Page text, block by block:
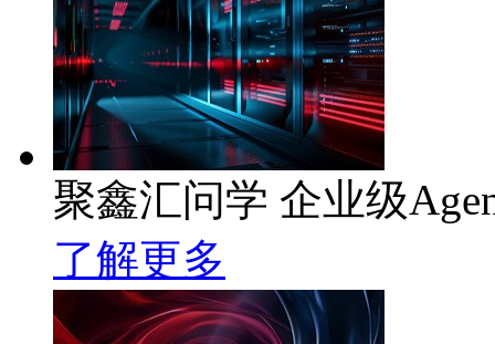
聚鑫汇问学 企业级
了解更多